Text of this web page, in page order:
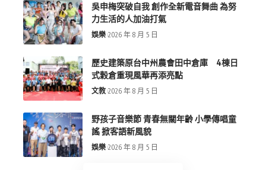
吳申梅突破自我 創作全新電音舞曲 為努
力生活的人加油打氣
娛樂 2026 年 8 月 5 日
歷史建築原台中州農會田中倉庫 4棟日
式穀倉重現風華再添亮點
文教 2026 年 8 月 5 日
野孩子音樂節 青春無關年齡 小學傳唱童
謠 掀客語新風貌
娛樂 2026 年 8 月 5 日